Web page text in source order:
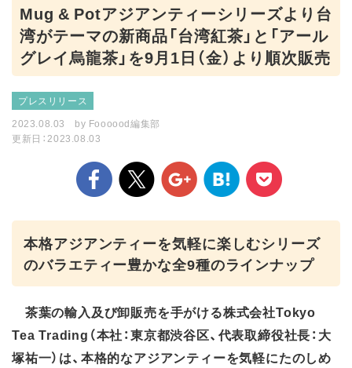
Mug & Potアジアンティーシリーズより台
湾がテーマの新商品「台湾紅茶」と「アール
グレイ烏龍茶」を9月1日（金）より順次販売
プレスリリース
2023.08.03
by Foooood編集部
更新日：2023.08.03
本格アジアンティーを気軽に楽しむシリーズ
のバラエティー豊かな全9種のラインナップ
茶葉の輸入及び卸販売を手がける株式会社Tokyo
Tea Trading（本社：東京都渋谷区、代表取締役社長：大
塚祐一）は、本格的なアジアンティーを気軽にたのしめ